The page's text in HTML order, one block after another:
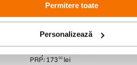
Permitere toate
Personalizează
Hoya UX II Filtru Polarizare
Circulara 58mm
99 lei
Preț anterior:109
lei
PRP: 173 00 lei